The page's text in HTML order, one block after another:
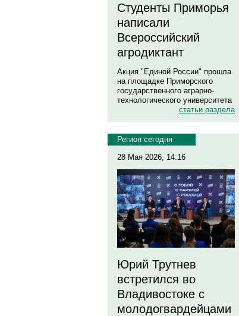
Студенты Приморья
написали
Всероссийский
агродиктант
Акция "Единой России" прошла
на площадке Приморского
государственного аграрно-
технологического университета
статьи раздела
Регион сегодня
28 Мая 2026, 14:16
Юрий Трутнев
встретился во
Владивостоке с
молодогвардейцами